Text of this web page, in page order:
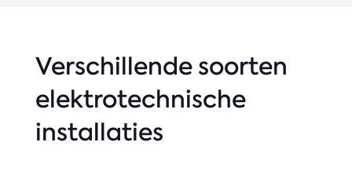
Verschillende soorten
elektrotechnische
installaties